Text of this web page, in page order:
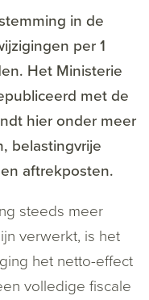
in de
per 1
Het Ministerie
met de
hier onder meer
belastingvrije
aftrekposten.
steeds meer
verwerkt, is het
het netto-effect
volledige fiscale